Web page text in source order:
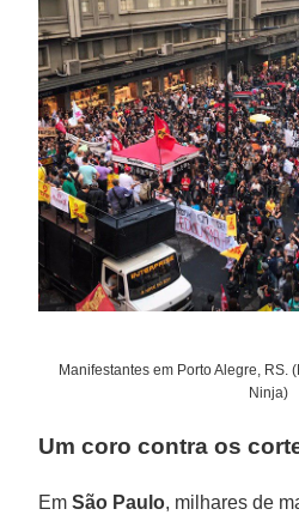
Manifestantes em Porto Alegre, RS.
Ninja)
Um coro contra os
EmSão Paulo, milhares de